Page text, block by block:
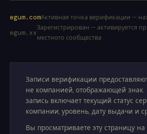
egum.comАктивная точка верификации —
egum.xx
Зарегистрирован — активируется
местного сообщества
Записи верификации
не компанией, отображающей знак.
запись включает текущий статус
компании, уровень, дату выдачи и
Вы просматриваете эту страницу на